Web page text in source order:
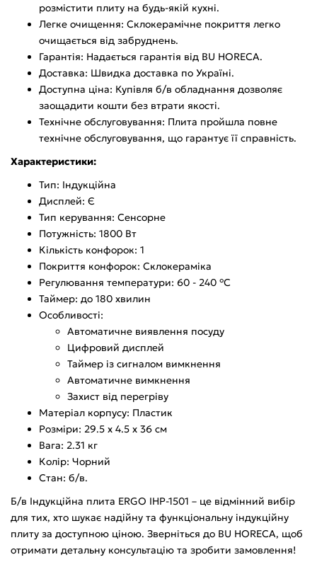
розмістити плиту на будь-якій кухні.
Легке очищення: Склокерамічне покриття легко
очищається від забруднень.
Гарантія: Надається гарантія від BU HORECA.
Доставка: Швидка доставка по Україні.
Доступна ціна: Купівля б/в обладнання дозволяє
заощадити кошти без втрати якості.
Технічне обслуговування: Плита пройшла повне
технічне обслуговування, що гарантує її справність.
Характеристики:
Тип: Індукційна
Дисплей: Є
Тип керування: Сенсорне
Потужність: 1800 Вт
Кількість конфорок: 1
Покриття конфорок: Склокераміка
Регулювання температури: 60 - 240 °С
Таймер: до 180 хвилин
Особливості:
Автоматичне виявлення посуду
Цифровий дисплей
Таймер із сигналом вимкнення
Автоматичне вимкнення
Захист від перегріву
Матеріал корпусу: Пластик
Розміри: 29.5 x 4.5 x 36 см
Вага: 2.31 кг
Колір: Чорний
Стан: б/в.
Б/в Індукційна плита ERGO IHP-1501 – це відмінний вибір
для тих, хто шукає надійну та функціональну індукційну
плиту за доступною ціною. Зверніться до BU HORECA, щоб
отримати детальну консультацію та зробити замовлення!